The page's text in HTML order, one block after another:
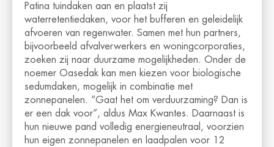
Patina tuindaken aan en plaatst zij
waterretentiedaken, voor het bufferen en geleidelijk
afvoeren van regenwater. Samen met hun partners,
bijvoorbeeld afvalverwerkers en woningcorporaties,
zoeken zij naar duurzame mogelijkheden. Onder de
noemer Oasedak kan men kiezen voor biologische
sedumdaken, mogelijk in combinatie met
zonnepanelen. “Gaat het om verduurzaming? Dan is
er een dak voor”, aldus Max Kwantes. Daarnaast is
hun nieuwe pand volledig energieneutraal, voorzien
hun eigen zonnepanelen en laadpalen voor 12